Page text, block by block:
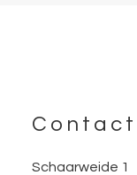
Footer
Schaarweide 1